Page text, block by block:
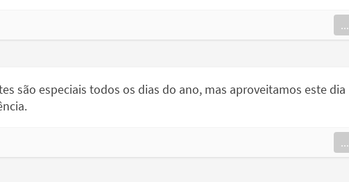
...
são especiais todos os dias do ano, mas aproveitamos este dia
...